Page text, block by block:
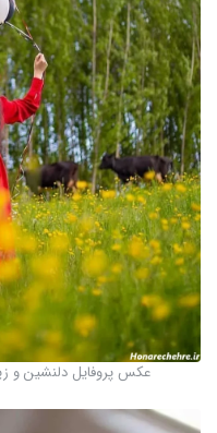
عکس پروفایل دلنشین و